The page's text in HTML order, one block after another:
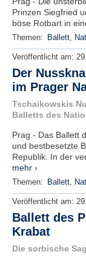
Prinzen Siegfried
böse Rotbart in
Themen: Ballett,
Veröffentlicht am:
Der
im Prager
Tschaikowskis
Balletts des
Prag - Das Ballett
und bestbesetzte
Republik. In der
mehr ›
Themen: Ballett,
Veröffentlicht am:
Ballett des
Krabat
Die sorbische